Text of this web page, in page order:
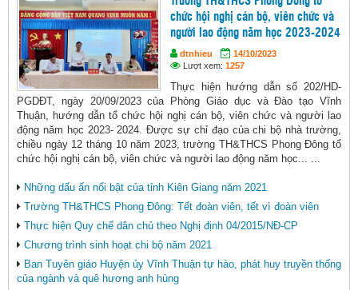
chức hội nghị cán bộ, viên chức và
người lao động năm học 2023-2024
dtnhieu
14/10/2023
Lượt xem: 1257
Thực hiện hướng dẫn số 202/HD-
PGDĐT, ngày 20/09/2023 của Phòng Giáo dục và Đào tạo Vĩnh
Thuận, hướng dẫn tổ chức hội nghị cán bộ, viên chức và người lao
động năm học 2023- 2024. Được sự chỉ đạo của chi bộ nhà trường,
chiều ngày 12 tháng 10 năm 2023, trường TH&THCS Phong Đông tổ
chức hội nghị cán bộ, viên chức và người lao động năm học... ...
Những dấu ấn nổi bật của tỉnh Kiên Giang năm 2021
Trường TH&THCS Phong Đông: Tết đoàn viên, tết vì đoàn viên
Thực hiện Quy chế dân chủ theo Nghị định 04/2015/NĐ-CP
Chương trình sinh hoạt chi bộ năm 2021
Ban Tuyên giáo Huyện ủy Vĩnh Thuận tự hào, phát huy truyền thống
của ngành và quê hương anh hùng